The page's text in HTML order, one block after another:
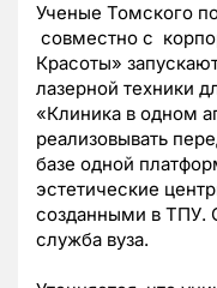
Ученые Томского
совместно с
Красоты»
лазерной техники
«Клиника в одном
реализовывать
базе одной
эстетические
созданными в ТПУ.
служба вуза.